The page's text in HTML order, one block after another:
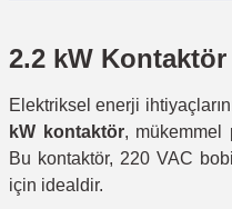
2.2 kW Kontaktör
Elektriksel enerji
kW kontaktör, mükemmel
Bu kontaktör, 220 VAC
için idealdir.